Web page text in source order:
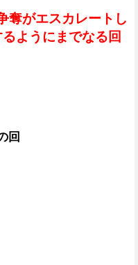
奪がエスカレートし
ようにまでなる回
回